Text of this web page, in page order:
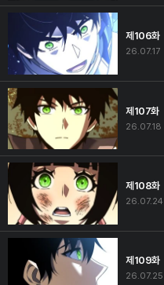
제106화
26.07.17
제107화
26.07.18
제108화
26.07.24
제109화
26.07.25